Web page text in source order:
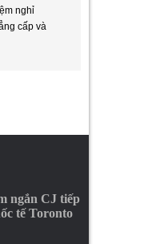
nghỉ
cấp và
ngắn CJ tiếp
tế Toronto